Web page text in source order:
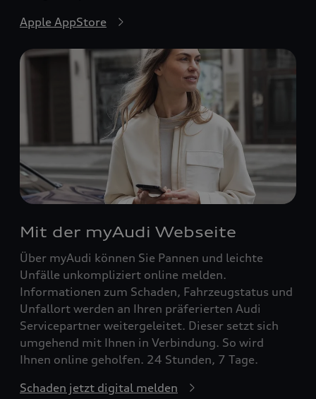
Apple AppStore
Mit der myAudi Webseite
Über myAudi können Sie Pannen und leichte
Unfälle unkompliziert online melden.
Informationen zum Schaden, Fahrzeugstatus und
Unfallort werden an Ihren präferierten Audi
Servicepartner weitergeleitet. Dieser setzt sich
umgehend mit Ihnen in Verbindung. So wird
Ihnen online geholfen. 24 Stunden, 7 Tage.
Schaden jetzt digital melden